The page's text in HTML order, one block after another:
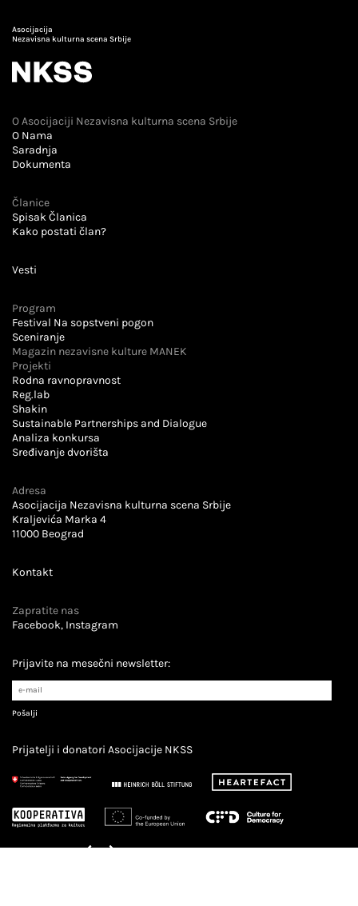
Asocijacija
Nezavisna kulturna scena Srbije
O Asocijaciji Nezavisna kulturna scena Srbije
O Nama
Saradnja
Dokumenta
Članice
Spisak Članica
Kako postati član?
Vesti
Program
Festival Na sopstveni pogon
Sceniranje
Magazin nezavisne kulture MANEK
Projekti
Rodna ravnopravnost
Reg.lab
Shakin
Sustainable Partnerships and Dialogue
Analiza konkursa
Sređivanje dvorišta
Adresa
Asocijacija Nezavisna kulturna scena Srbije
Kraljevića Marka 4
11000 Beograd
Kontakt
Zapratite nas
Facebook Instagram
Prijavite na mesečni newsletter:
Prijatelji i donatori Asocijacije NKSS